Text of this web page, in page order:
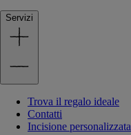
Servizi
Trova il regalo ideale
Contatti
Incisione personalizzata